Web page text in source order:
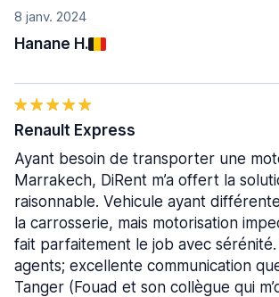
8 janv. 2024
Hanane H.
Renault Express
Ayant besoin de transporter une
Marrakech, DiRent m’a offert la
raisonnable. Vehicule ayant
la carrosserie, mais motorisation
fait parfaitement le job avec sérénité.
agents; excellente communication
Tanger (Fouad et son collègue qui